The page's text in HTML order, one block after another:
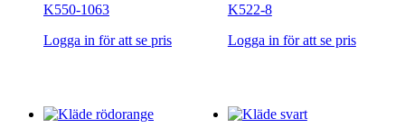
K550-1063
Logga in för att se pris
K522-8
Logga in för att se pris